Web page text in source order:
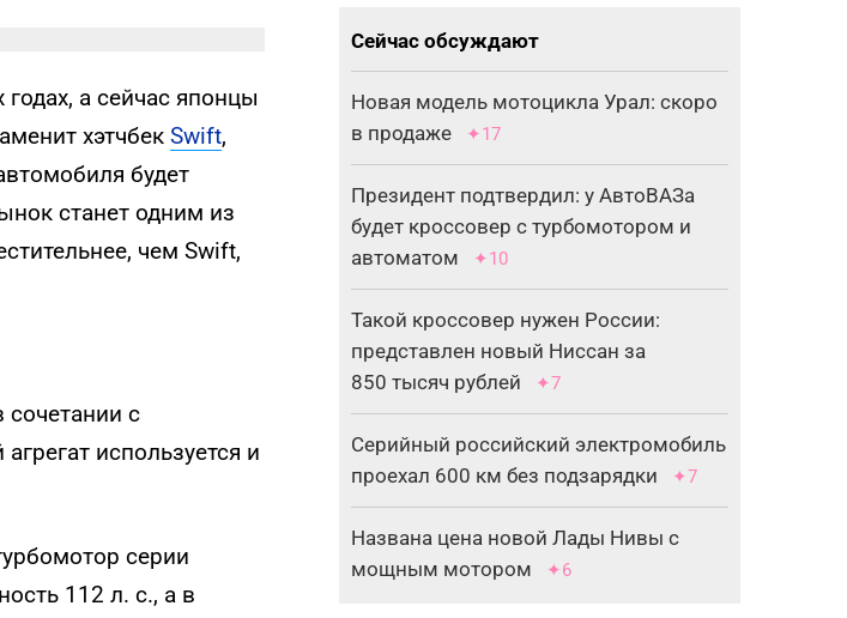
а сейчас японцы
хэтчбек Swift,
будет
станет одним из
чем Swift,
сочетании с
используется и
серии
112 л. с., а в
Сейчас обсуждают
Новая модель мотоцикла Урал: скоро
в продаже
✦17
Президент подтвердил: у АвтоВАЗа
будет кроссовер с турбомотором и
автоматом
✦10
Такой кроссовер нужен России:
представлен новый Ниссан за
850 тысяч рублей
✦7
Серийный российский электромобиль
проехал 600 км без подзарядки
✦7
Названа цена новой Лады Нивы с
мощным мотором
✦6